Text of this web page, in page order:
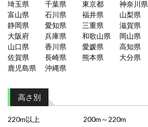
埼玉県
千葉県 東京都 神奈川県
富山県
石川県 福井県 山梨県
静岡県
愛知県 三重県 滋賀県
大阪府
兵庫県 和歌山県 岡山県
山口県
香川県 愛媛県 高知県
佐賀県
長崎県 熊本県 大分県
鹿児島県
沖縄県
高さ別
220m以上
200m～220m